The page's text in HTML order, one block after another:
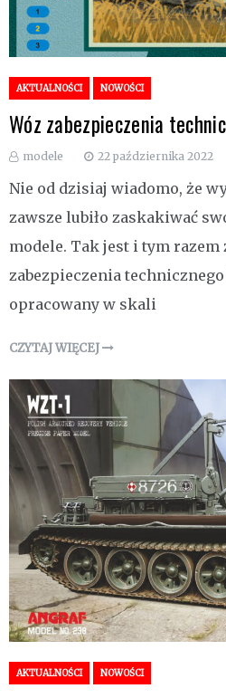
AKTUALNOŚCI NOWOŚCI
Wóz zabezpieczenia
modele 22 października 2022
Nie od dzisiaj wiadomo, że
zawsze lubiło zaskakiwać
modele. Tak jest i tym razem
zabezpieczenia technicznego
opracowany w skali
CZYTAJ WIĘCEJ
AKTUALNOŚCI NOWOŚCI